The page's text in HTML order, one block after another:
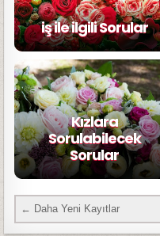
iş ile ilgili Sorular
Kızlara
Sorulabilecek
Sorular
← Daha Yeni Kayıtlar